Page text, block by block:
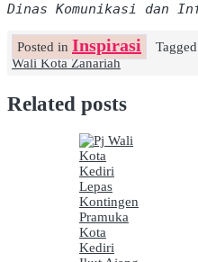
Dinas Komunikasi dan
Posted in Inspirasi Tagged
Wali Kota Zanariah
Related posts